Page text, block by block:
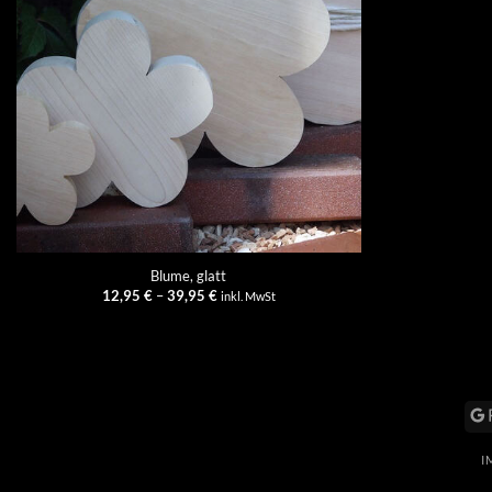
+
Blume, glatt
12,95 € –39,95 €Preisspanne:
inkl. MwSt